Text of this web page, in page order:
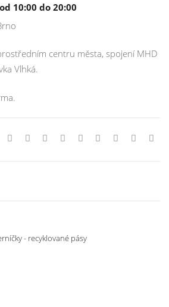
10:00 do 20:00
centru města, spojení MHD
Vlhká.